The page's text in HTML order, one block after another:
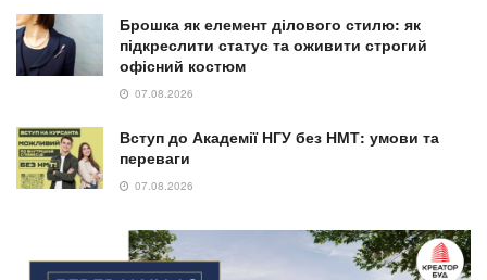
Брошка як елемент ділового стилю: як
підкреслити статус та оживити строгий
офісний костюм
07.08.2026
Вступ до Академії НГУ без НМТ: умови та
переваги
07.08.2026